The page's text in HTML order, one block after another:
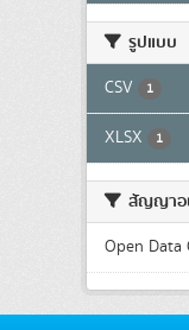
รูปแบบ
CSV 1
XLSX 1
สัญญา
Open Data